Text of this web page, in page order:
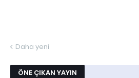
Daha yeni
ÖNE ÇIKAN YAYIN